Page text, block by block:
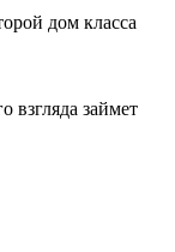
дом класса
взгляда займет